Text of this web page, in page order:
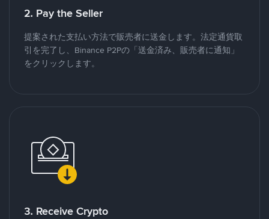
2. Pay the Seller
提案された支払い方法で販売者に送金します。法定通貨取
引を完了し、Binance P2Pの「送金済み、販売者に通知」
をクリックします。
3. Receive Crypto